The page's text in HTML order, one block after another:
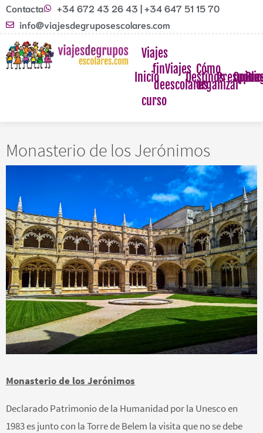
Contacta
+34 672 43 26 43 | +34 647 51 15 70
info@viajesdegruposescolares.com
Inicio
Viajes
fin
de
curso
Viajes
escolares
Destinos
Cómo
organizar
Monasterio de los Jerónimos
Monasterio de los Jerónimos
Declarado Patrimonio de la Humanidad por la Unesco en
1983 es junto con la Torre de Belem la visita que no se debe